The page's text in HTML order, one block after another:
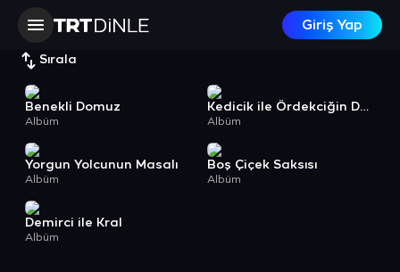
Giriş Yap
Sırala
Benekli Domuz
Albüm
Kedicik ile Ördekciğin Dostluğu
Albüm
Yorgun Yolcunun Masalı
Albüm
Boş Çiçek Saksısı
Albüm
Demirci ile Kral
Albüm